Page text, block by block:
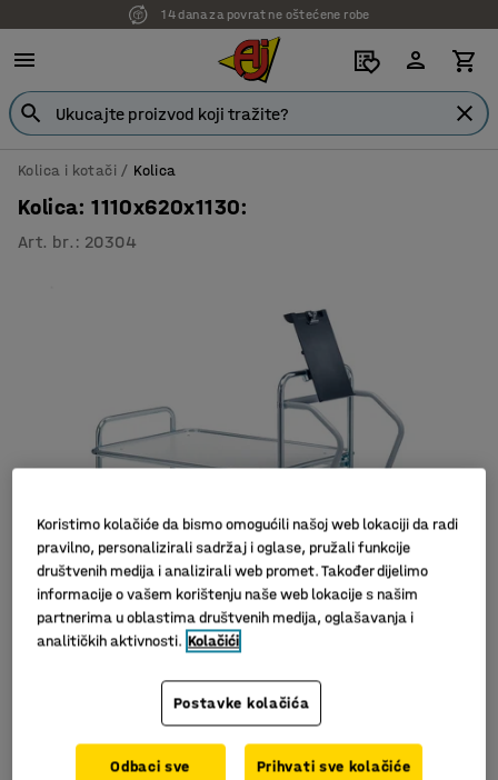
14 dana za povrat ne oštećene robe
Kolica i kotači Kolica
Kolica: 1110x620x1130:
Art. br. : 20304
Sklopive ljestve
Koristimo kolačiće da bismo omogućili našoj web lokaciji da radi
pravilno, personalizirali sadržaj i oglase, pružali funkcije
društvenih medija i analizirali web promet. Također dijelimo
informacije o vašem korištenju naše web lokacije s našim
partnerima u oblastima društvenih medija, oglašavanja i
analitičkih aktivnosti. Kolačići
Postavke kolačića
Odbaci sve Prihvati sve kolačiće